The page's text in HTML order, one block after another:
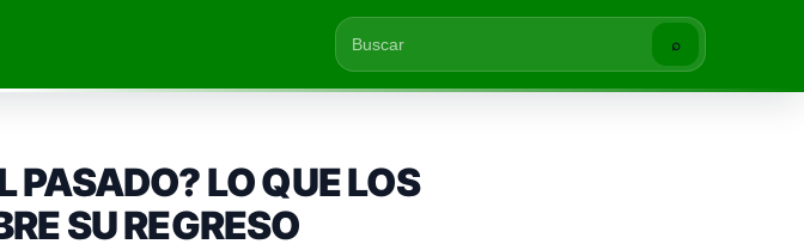
⌕
PASADO? LO QUE LOS
SU REGRESO